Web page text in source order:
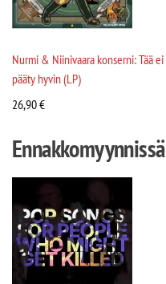
Nurmi & Niinivaara konserni: Tää ei
pääty hyvin (LP)
26,90€
Ennakkomyynnissä